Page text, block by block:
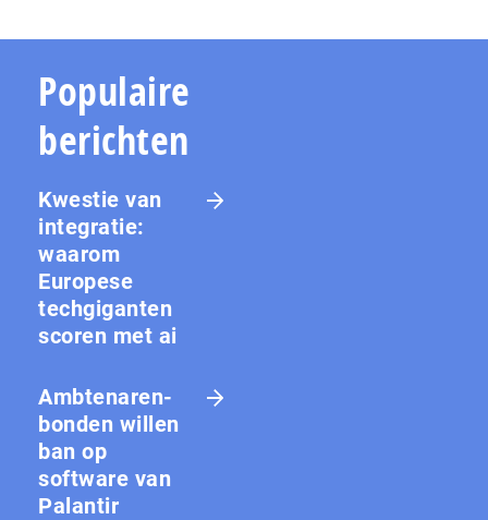
Populaire
berichten
Kwestie van
integratie:
waarom
Europese
techgiganten
scoren met ai
Amb­te­na­ren­
bon­den willen
ban op
software van
Palantir